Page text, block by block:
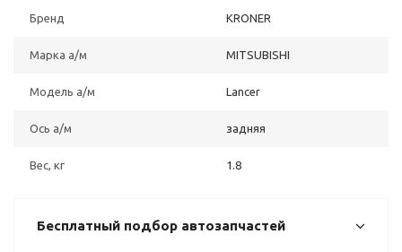
Бренд KRONER
Марка а/м MITSUBISHI
Модель а/м Lancer
Ось а/м задняя
Вес, кг 1.8
Бесплатный подбор автозапчастей